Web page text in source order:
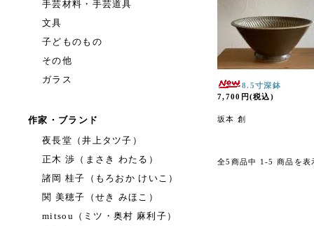
手芸材料・手芸道具
文具
子どものもの
その他
ガラス
作家・ブランド
夜長堂（井上タツ子）
正木 渉（まさき わたる）
諸岡 桂子（もろおか けいこ）
関 美穂子（せき みほこ）
mitsou（ミツ・奥村 麻利子）
8.5寸深鉢
7,700円(税込)
坂本 創
全5商品中 1-5 商品を表